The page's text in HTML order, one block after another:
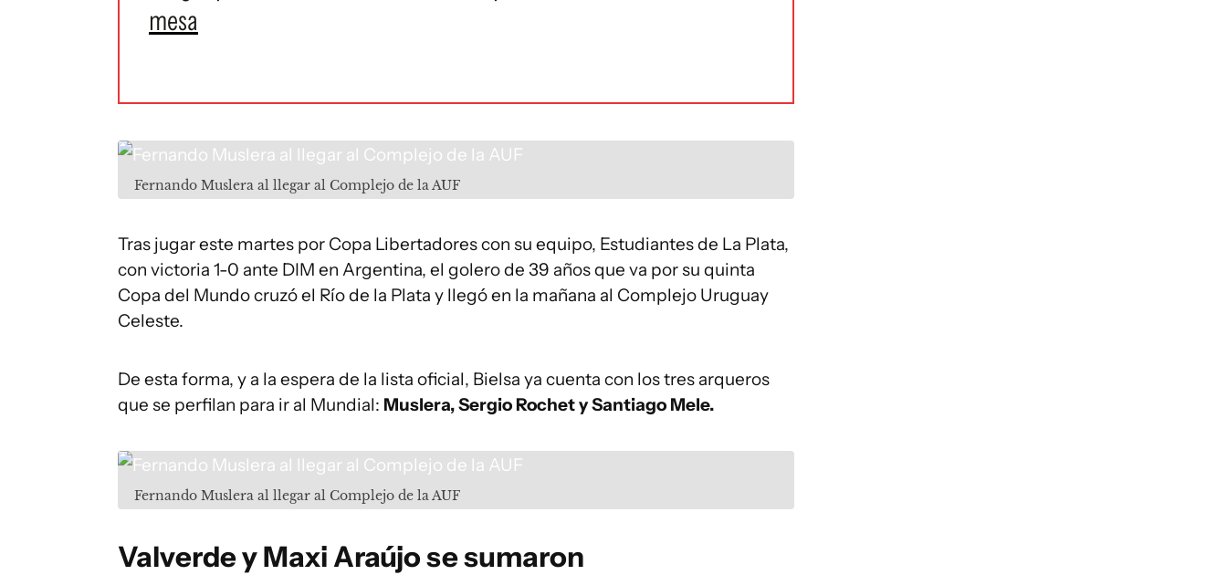
mesa
Fernando Muslera al llegar al Complejo de la AUF
Tras jugar este martes por Copa Libertadores con su equipo, Estudiantes de La Plata,
con victoria 1-0 ante DIM en Argentina, el golero de 39 años que va por su quinta
Copa del Mundo cruzó el Río de la Plata y llegó en la mañana al Complejo Uruguay
Celeste.
De esta forma, y a la espera de la lista oficial, Bielsa ya cuenta con los tres arqueros
que se perfilan para ir al Mundial: Muslera, Sergio Rochet y Santiago Mele.
Fernando Muslera al llegar al Complejo de la AUF
Valverde y Maxi Araújo se sumaron